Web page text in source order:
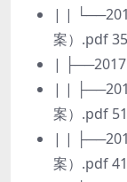
| |
案）.pdf
| ├──2017
| |
案）.pdf
| |
案）.pdf